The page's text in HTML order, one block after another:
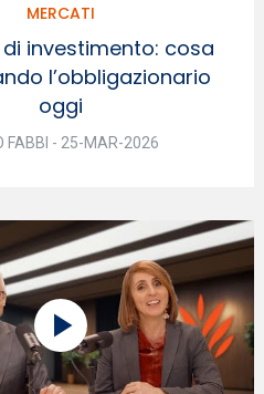
MERCATI
investimento: cosa
l’obbligazionario
oggi
FABBI - 25-MAR-2026